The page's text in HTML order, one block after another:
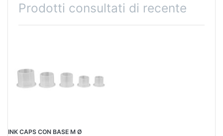
Prodotti consultati di recente
INK CAPS CON BASE M Ø